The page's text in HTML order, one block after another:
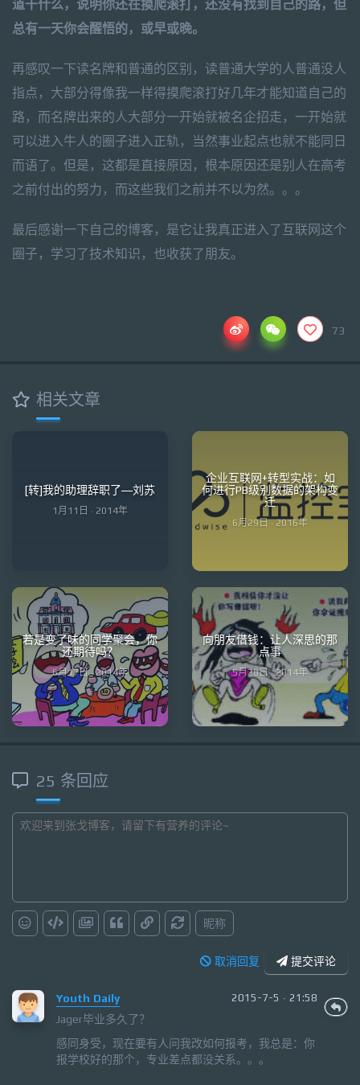
道干什么，说明你还在摸爬滚打，还没有找到自己的路，但
总有一天你会醒悟的，或早或晚。
再感叹一下读名牌和普通的区别，读普通大学的人普通没人
指点，大部分得像我一样得摸爬滚打好几年才能知道自己的
路，而名牌出来的人大部分一开始就被名企招走，一开始就
可以进入牛人的圈子进入正轨，当然事业起点也就不能同日
而语了。但是，这都是直接原因，根本原因还是别人在高考
之前付出的努力，而这些我们之前并不以为然。。。
最后感谢一下自己的博客，是它让我真正进入了互联网这个
圈子，学习了技术知识，也收获了朋友。
73
相关文章
[转]我的助理辞职了—刘苏
1月11日 · 2014年
企业互联网+转型实战：如
何进行PB级别数据的架构变
迁
6月29日 · 2016年
若是变了味的同学聚会，你
还期待吗？
6月17日 · 2014年
向朋友借钱：让人深思的那
点事
5月28日 · 2014年
25 条回应
昵称
取消回复 提交评论
Youth Daily 2015-7-5 · 21:58
Jager毕业多久了？
感同身受，现在要有人问我改如何报考，我总是：你
报学校好的那个，专业差点都没关系。。。